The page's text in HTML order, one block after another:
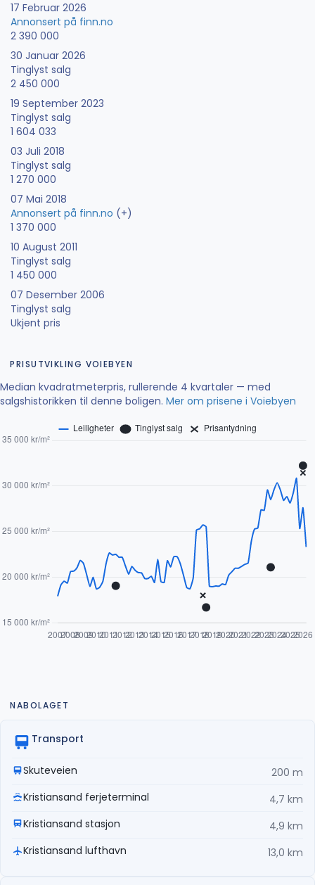
17 Februar 2026
Annonsert på finn.no
2 390 000
30 Januar 2026
Tinglyst salg
2 450 000
19 September 2023
Tinglyst salg
1 604 033
03 Juli 2018
Tinglyst salg
1 270 000
07 Mai 2018
Annonsert på finn.no (+)
1 370 000
10 August 2011
Tinglyst salg
1 450 000
07 Desember 2006
Tinglyst salg
Ukjent pris
PRISUTVIKLING VOIEBYEN
Median kvadratmeterpris, rullerende 4 kvartaler — med
salgshistorikken til denne boligen. Mer om prisene i Voiebyen
NABOLAGET
Transport
Skuteveien
200 m
Kristiansand ferjeterminal
4,7 km
Kristiansand stasjon
4,9 km
Kristiansand lufthavn
13,0 km